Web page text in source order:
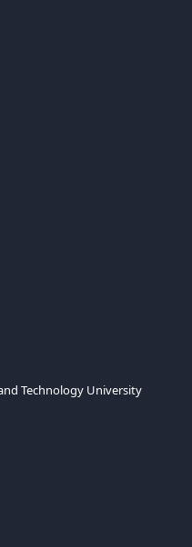
কাজের উদ্বোধন
২০২৬ এ হাবিপ্রবি’র সাফল্য
ICBISET-2026 অনুষ্ঠিত
এঁর ৪০তম মৃত্যুবার্ষিকী পালিত
Technology University